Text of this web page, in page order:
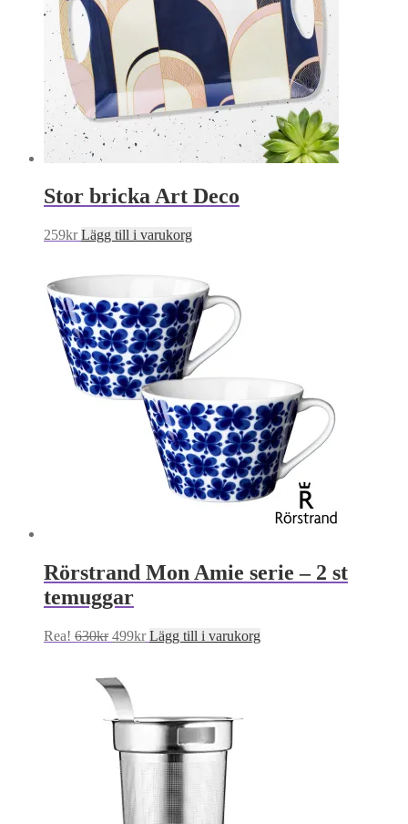
Stor bricka Art Deco
259kr Lägg till i varukorg
Rörstrand Mon Amie serie – 2 st
temuggar
Rea! 630kr Det
var:
630kr.
499krDet
Lägg till i varukorg